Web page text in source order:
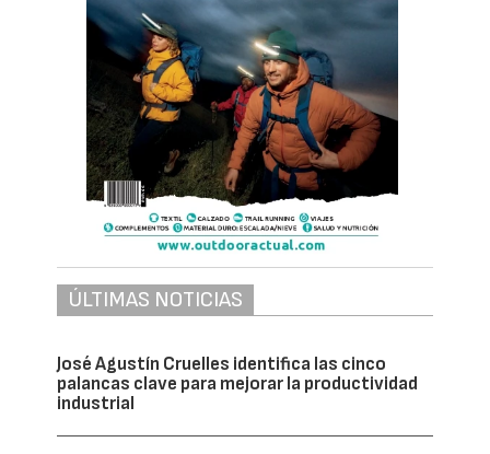
ÚLTIMAS NOTICIAS
José Agustín Cruelles identifica las cinco
palancas clave para mejorar la productividad
industrial